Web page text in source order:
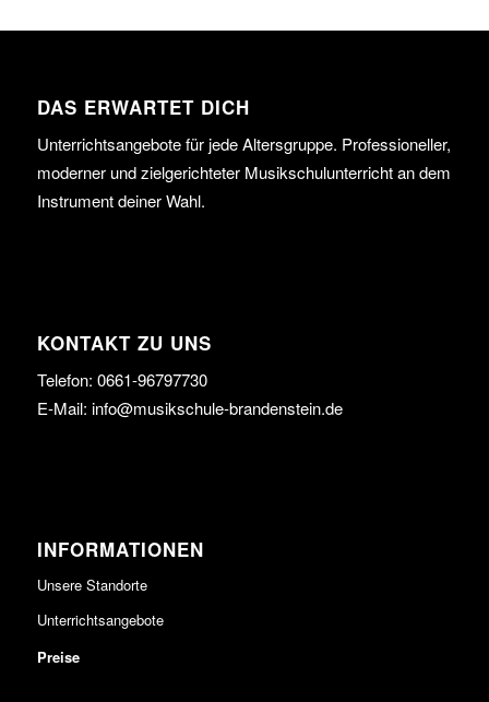
DAS ERWARTET DICH
Unterrichtsangebote für jede Altersgruppe. Professioneller,
moderner und zielgerichteter Musikschulunterricht an dem
Instrument deiner Wahl.
KONTAKT ZU UNS
Telefon: 0661-96797730
E-Mail: info@musikschule-brandenstein.de
INFORMATIONEN
Unsere Standorte
Unterrichtsangebote
Preise